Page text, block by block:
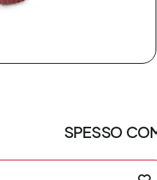
SPESSO